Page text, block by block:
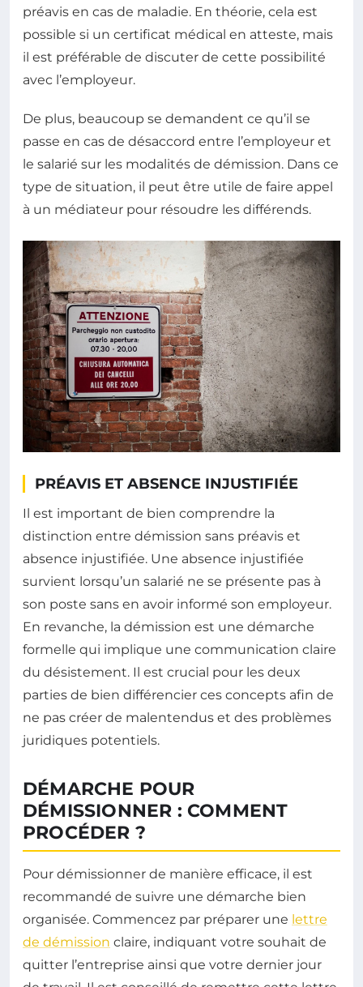
préavis en cas de maladie. En théorie, cela est
possible si un certificat médical en atteste, mais
il est préférable de discuter de cette possibilité
avec l’employeur.
De plus, beaucoup se demandent ce qu’il se
passe en cas de désaccord entre l’employeur et
le salarié sur les modalités de démission. Dans ce
type de situation, il peut être utile de faire appel
à un médiateur pour résoudre les différends.
PRÉAVIS ET ABSENCE INJUSTIFIÉE
Il est important de bien comprendre la
distinction entre démission sans préavis et
absence injustifiée. Une absence injustifiée
survient lorsqu’un salarié ne se présente pas à
son poste sans en avoir informé son employeur.
En revanche, la démission est une démarche
formelle qui implique une communication claire
du désistement. Il est crucial pour les deux
parties de bien différencier ces concepts afin de
ne pas créer de malentendus et des problèmes
juridiques potentiels.
DÉMARCHE POUR
DÉMISSIONNER : COMMENT
PROCÉDER ?
Pour démissionner de manière efficace, il est
recommandé de suivre une démarche bien
organisée. Commencez par préparer une lettre
de démission claire, indiquant votre souhait de
quitter l’entreprise ainsi que votre dernier jour